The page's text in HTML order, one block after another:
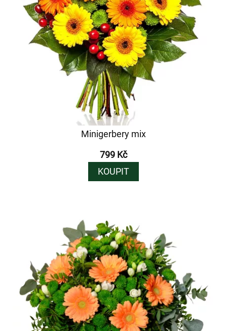
Minigerbery mix
799 Kč
KOUPIT